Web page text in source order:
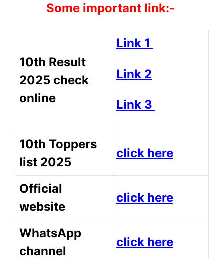
Some important link:-
10th Result
2025 check
online
Link 1
Link 2
Link 3
10th Toppers
list 2025
click here
Official
website
click here
WhatsApp
channel
click here